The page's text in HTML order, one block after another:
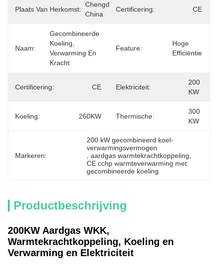
Plaats Van Herkomst:
Chengdu,
China
Certificering: CE
Naam:
Gecombineerde
Koeling,
Verwarming En
Kracht
Feature:
Hoge
Efficiëntie
Certificering: CE Elektriciteit:
200
KW
Koeling: 260KW Thermische:
300
KW
Markeren:
200 kW gecombineerd koel-
verwarmingsvermogen
, aardgas warmtekrachtkoppeling
CE cchp warmteverwarming met
gecombineerde koeling
Productbeschrijving
200KW Aardgas WKK,
Warmtekrachtkoppeling, Koeling en
Verwarming en Elektriciteit